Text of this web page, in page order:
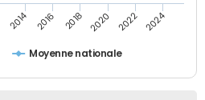
Moyenne nationale
2014 2016 2018 2020 2022 2024